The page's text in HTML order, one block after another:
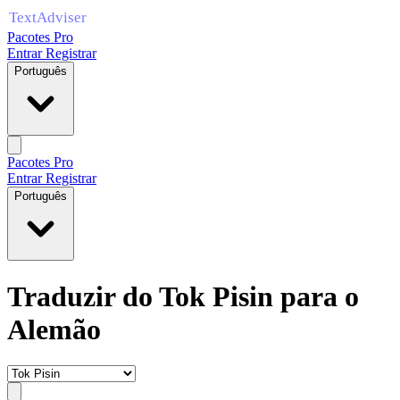
Pacotes Pro
EntrarRegistrar
Português
Pacotes Pro
EntrarRegistrar
Português
Traduzir do Tok Pisin para o
Alemão